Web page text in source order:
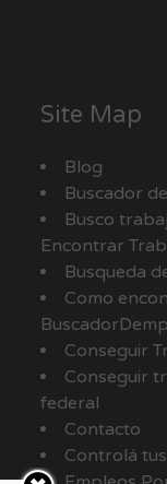
Site Map
Blog
Buscador
Busco
Encontrar
Busqueda
Como
Conseguir
Conseguir
federal
Contacto
Controlá